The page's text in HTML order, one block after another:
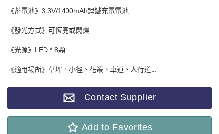
《蓄電池》3.3V/1400mAh鋰鐵充電電池
《發光方式》可恆亮或閃爍
《光源》LED * 8顆
《適用場所》草坪、小徑、花叢、車道、人行道...
Contact Supplier
Add to Favorites